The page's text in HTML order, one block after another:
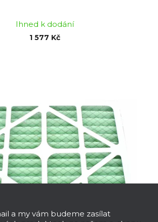
Ihned k dodání
1 577 Kč
a my vám budeme zasílat